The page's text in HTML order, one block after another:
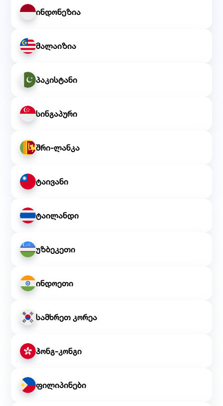
ინდონეზია
მალაიზია
პაკისტანი
სინგაპური
შრი-ლანკა
ტაივანი
ტაილანდი
უზბეკეთი
ინდოეთი
სამხრეთ კორეა
ჰონგ-კონგი
ფილიპინები